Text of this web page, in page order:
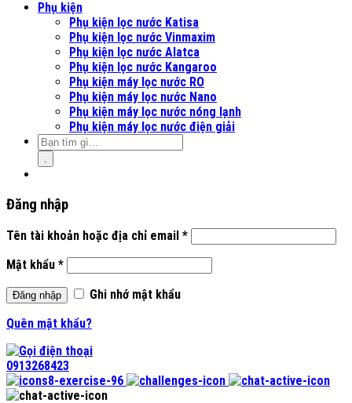
Phụ kiện
Phụ kiện lọc nước Katisa
Phụ kiện lọc nước Vinmaxim
Phụ kiện lọc nước Alatca
Phụ kiện lọc nước Kangaroo
Phụ kiện máy lọc nước RO
Phụ kiện máy lọc nước Nano
Phụ kiện máy lọc nước nóng lạnh
Phụ kiện máy lọc nước điện giải
Đăng nhập
Tên tài khoản hoặc địa chỉ email *
Mật khẩu *
Đăng nhập
Ghi nhớ mật khẩu
Quên mật khẩu?
0913268423